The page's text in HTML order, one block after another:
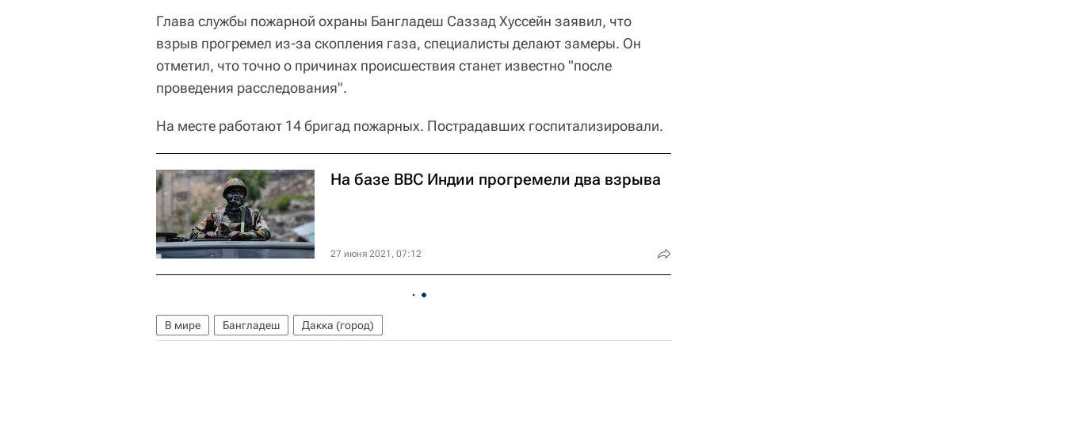
Глава службы пожарной охраны Бангладеш Саззад Хуссейн заявил, что
взрыв прогремел из-за скопления газа, специалисты делают замеры. Он
отметил, что точно о причинах происшествия станет известно "после
проведения расследования".
На месте работают 14 бригад пожарных. Пострадавших госпитализировали.
На базе ВВС Индии прогремели два взрыва
27 июня 2021, 07:12
В мире Бангладеш Дакка (город)